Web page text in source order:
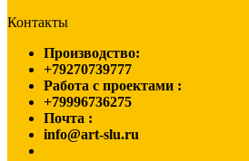
Контакты
Производство:
+79270739777
Работа с проектами :
+79996736275
Почта :
info@art-slu.ru